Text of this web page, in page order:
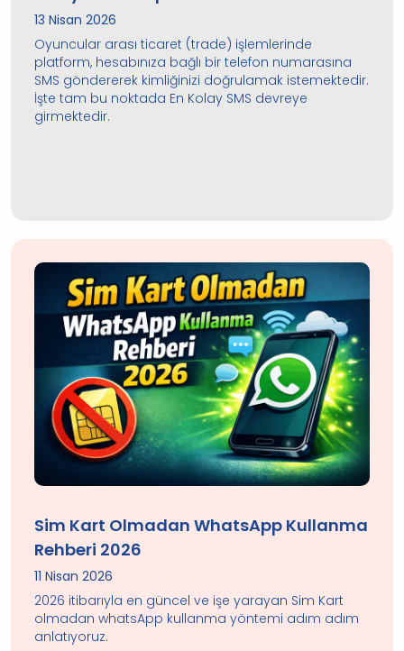
13 Nisan 2026
Oyuncular arası ticaret (trade) işlemlerinde
platform, hesabınıza bağlı bir telefon numarasına
SMS göndererek kimliğinizi doğrulamak istemektedir.
İşte tam bu noktada En Kolay SMS devreye
girmektedir.
Sim Kart Olmadan WhatsApp Kullanma
Rehberi 2026
11 Nisan 2026
2026 itibarıyla en güncel ve işe yarayan Sim Kart
olmadan whatsApp kullanma yöntemi adım adım
anlatıyoruz.